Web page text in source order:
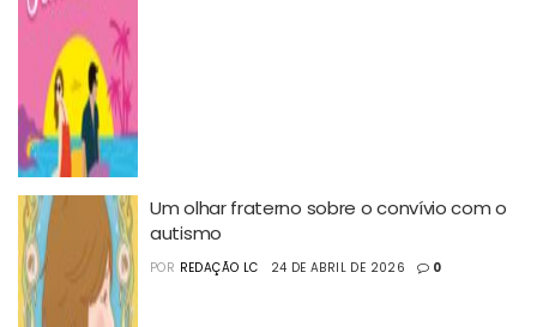
Um olhar fraterno sobre o convívio com o
autismo
POR REDAÇÃO LC 24 DE ABRIL DE 2026 0